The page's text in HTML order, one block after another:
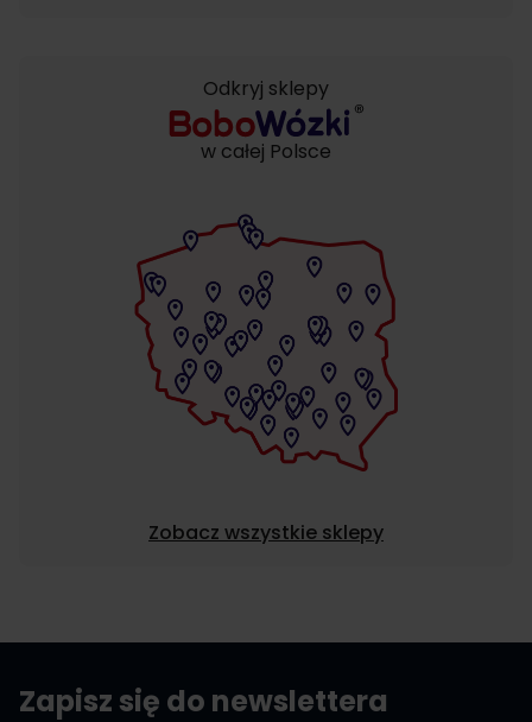
Odkryj sklepy
w całej Polsce
Zobacz wszystkie sklepy
Zapisz się do newslettera